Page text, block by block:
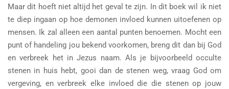
Maar dit hoeft niet altijd het geval te zijn. In dit boek wil ik niet
te diep ingaan op hoe demonen invloed kunnen uitoefenen op
mensen. Ik zal alleen een aantal punten benoemen. Mocht een
punt of handeling jou bekend voorkomen, breng dit dan bij God
en verbreek het in Jezus naam. Als je bijvoorbeeld occulte
stenen in huis hebt, gooi dan de stenen weg, vraag God om
vergeving, en verbreek elke invloed die die stenen op jouw